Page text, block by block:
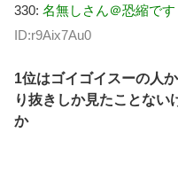
330: 名無しさん＠恐縮です
ID:r9Aix7Au0
1位はゴイゴイスーの人
り抜きしか見たことな
か